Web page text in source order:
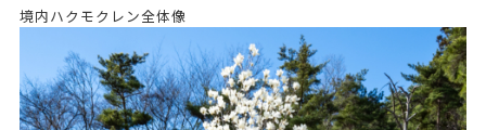
境内ハクモクレン全体像